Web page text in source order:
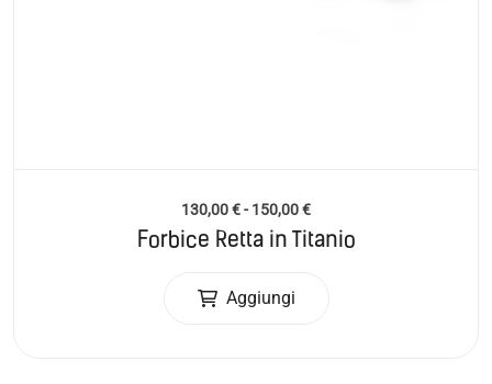
130,00€- 150,00€
Forbice Retta in Titanio
Aggiungi